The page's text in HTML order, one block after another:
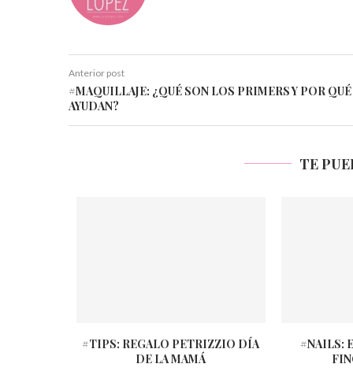
Anterior post
#MAQUILLAJE: ¿QUÉ SON LOS PRIMERS Y POR QUÉ
AYUDAN?
TE
#TIPS: REGALO PETRIZZIO DÍA
DE LA MAMÁ
#NAILS: